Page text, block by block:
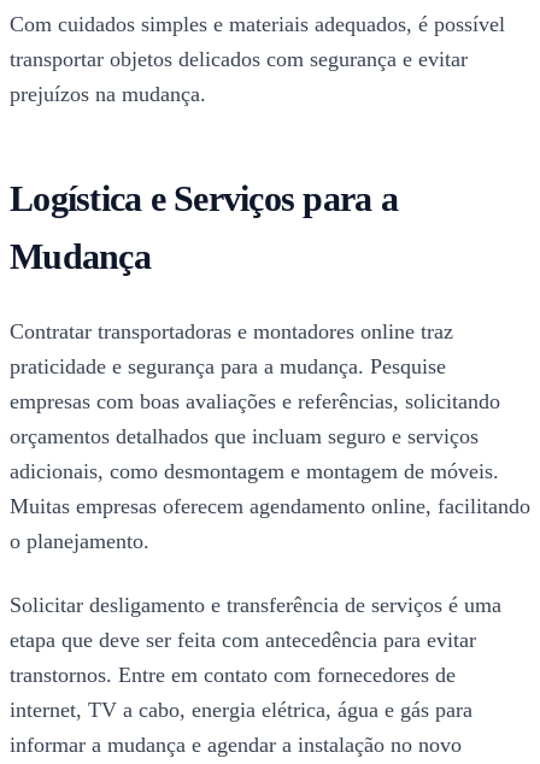
Com cuidados simples e materiais adequados, é possível
transportar objetos delicados com segurança e evitar
prejuízos na mudança.
Logística e Serviços para a
Mudança
Contratar transportadoras e montadores online traz
praticidade e segurança para a mudança. Pesquise
empresas com boas avaliações e referências, solicitando
orçamentos detalhados que incluam seguro e serviços
adicionais, como desmontagem e montagem de móveis.
Muitas empresas oferecem agendamento online, facilitando
o planejamento.
Solicitar desligamento e transferência de serviços é uma
etapa que deve ser feita com antecedência para evitar
transtornos. Entre em contato com fornecedores de
internet, TV a cabo, energia elétrica, água e gás para
informar a mudança e agendar a instalação no novo